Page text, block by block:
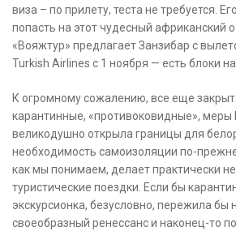
виза – по прилету, теста не требуется.
попасть на этот чудесный африканский
«Вояжтур» предлагает Занзибар с
Turkish Airlines с 1 ноября — есть блоки
К огромному сожалению, все еще
карантинные, «противоковидные»,
великодушно открыла границы для
необходимость самоизоляции по-
как мы понимаем, делает практически
туристические поездки. Если бы
экскурсионка, безусловно, пережила
своеобразный ренессанс и наконец-то